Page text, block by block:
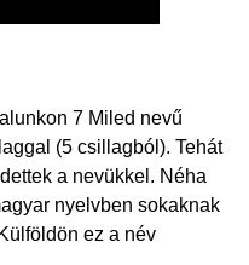
7 Miled nevű
(5 csillagból). Tehát
a nevükkel. Néha
nyelvben sokaknak
ez a név